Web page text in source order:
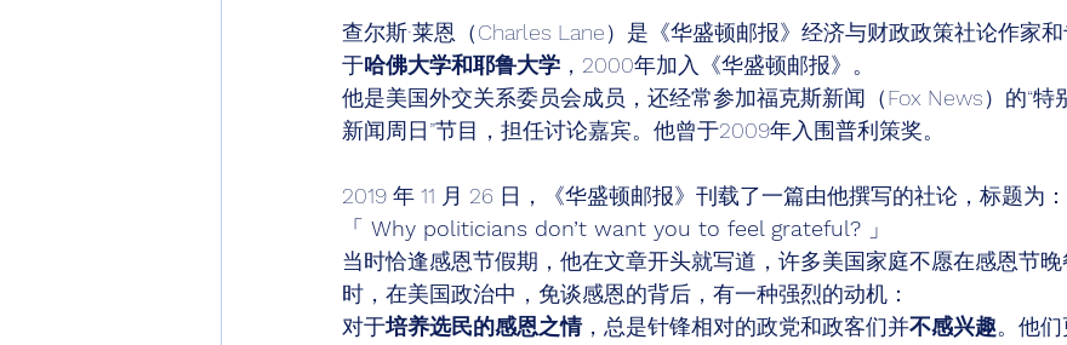
查尔斯·莱恩（Charles Lane）是《华盛顿邮报》经济与财政政策社论作家
于哈佛大学和耶鲁大学 ，2000年加入《华盛顿邮报》。
他是美国外交关系委员会成员，还经常参加福克斯新闻（Fox News）的“特
新闻周日”节目，担任讨论嘉宾。他曾于2009年入围普利策奖。
2019 年 11 月 26 日，《华盛顿邮报》刊载了一篇由他撰写的社论，标题为：
「 Why politicians don’t want you to feel grateful? 」
当时恰逢感恩节假期，他在文章开头就写道，许多美国家庭不愿在感恩节
时，在美国政治中，免谈感恩的背后，有一种强烈的动机：
对于培养选民的感恩之情，总是针锋相对的政党和政客们并不感兴趣。他